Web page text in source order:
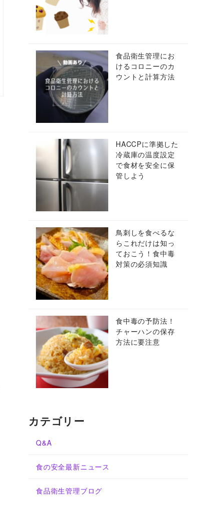
食品衛生管理にお
けるコロニーのカ
ウントと計算方法
HACCPに準拠した
冷蔵庫の温度設定
で食材を安全に保
管しよう
鳥刺しを食べるな
らこれだけは知っ
ておこう！食中毒
対策の必須知識
食中毒の予防法！
チャーハンの保存
方法に要注意
カテゴリー
Q&A
食の安全最新ニュース
食品衛生管理ブログ